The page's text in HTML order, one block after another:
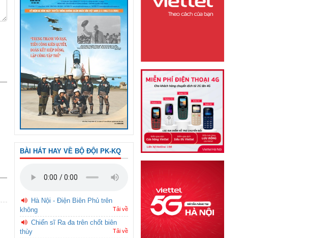
BÀI HÁT HAY VỀ BỘ ĐỘI PK-KQ
Hà Nội - Điện Biên Phủ trên
không
Tải về
Chiến sĩ Ra đa trên chốt biên
thùy
Tải về